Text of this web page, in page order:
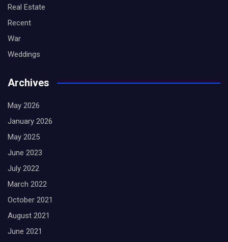
Real Estate
Recent
War
Weddings
Archives
May 2026
January 2026
May 2025
June 2023
July 2022
March 2022
October 2021
August 2021
June 2021